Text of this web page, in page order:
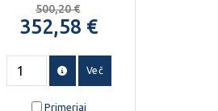
500,20 €
352,58 €
Več
Primerjaj